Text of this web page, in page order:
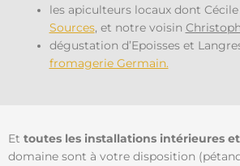
les apiculteurs locaux dont
Sources, et notre voisin
dégustation d’Epoisses et
fromagerie Germain.
Et toutes les installations intérieures
domaine sont à votre disposition